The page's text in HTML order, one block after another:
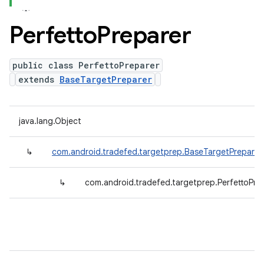
PerfettoPreparer
public class PerfettoPreparer
extends BaseTargetPreparer
java.lang.Object
↳ com.android.tradefed.targetprep.BaseTargetPreparer
↳